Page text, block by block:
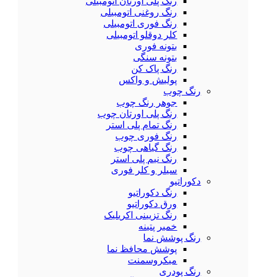
رنگ روغنی اتومبیلی
رنگ فوری اتومبیلی
کلر دوقلو اتومبیلی
بتونه فوری
بتونه سنگی
رنگ پاک کن
پولیش و واکس
رنگ چوب
جوهر رنگ چوب
رنگ پلی اورتان چوب
رنگ تمام پلی استر
رنگ فوری چوب
رنگ گیاهی چوب
رنگ نیم پلی استر
سیلر و کلر فوری
دکوراتیو
رنگ دکوراتیو
ورق دکوراتیو
رنگ تزیینی اکریلیک
خمیر پتینه
رنگ پوشش نما
پوشش محافظ نما
میکروسمنت
رنگ پودری